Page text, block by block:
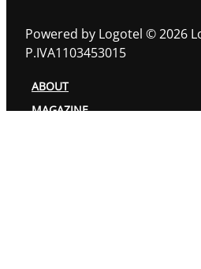
Powered by Logotel © 2026
P.IVA1103453015
ABOUT
MAGAZINE